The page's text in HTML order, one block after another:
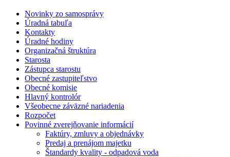
Novinky zo samosprávy
Úradná tabuľa
Kontakty
Úradné hodiny
Organizačná štruktúra
Starosta
Zástupca starostu
Obecné zastupiteľstvo
Obecné komisie
Hlavný kontrolór
Všeobecne záväzné nariadenia
Rozpočet
Povinné zverejňovanie informácií
Faktúry, zmluvy a objednávky
Predaj a prenájom majetku
Štandardy kvality - odpadová voda